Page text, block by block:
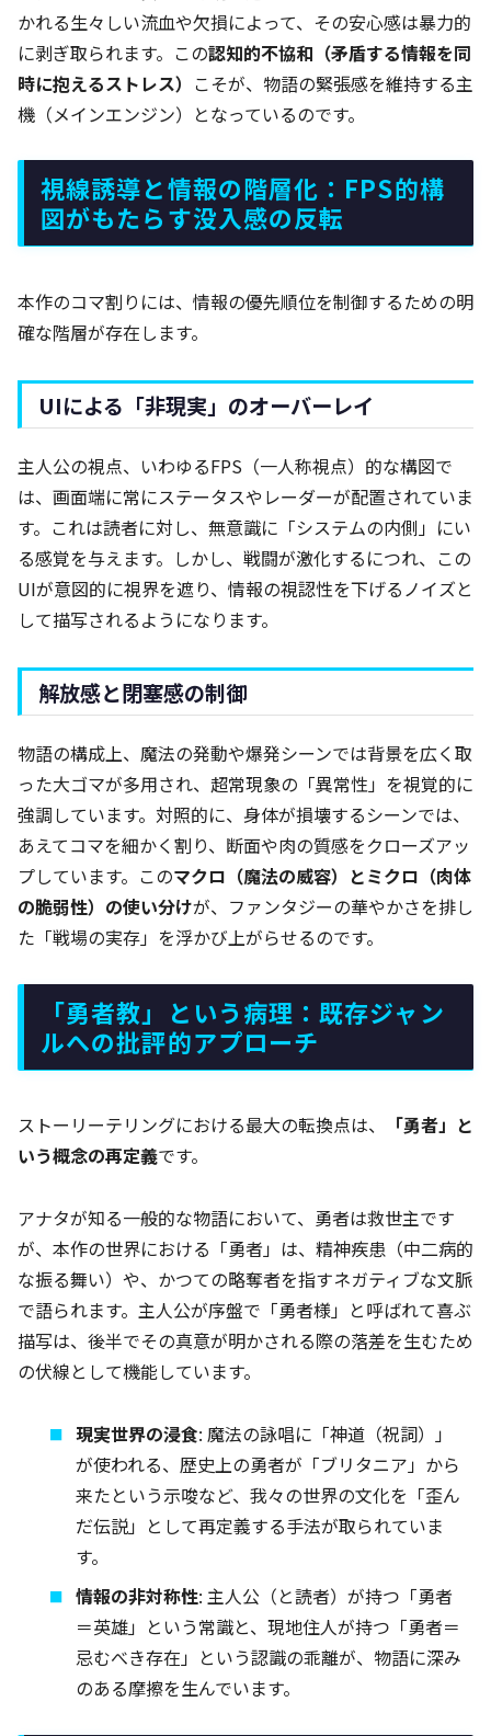
かれる生々しい流血や欠損によって、その安心感は暴力的
に剥ぎ取られます。この認知的不協和（矛盾する情報を同
時に抱えるストレス） こそが、物語の緊張感を維持する主
機（メインエンジン）となっているのです。
視線誘導と情報の階層化：FPS的構
図がもたらす没入感の反転
本作のコマ割りには、情報の優先順位を制御するための明
確な階層が存在します。
UIによる「非現実」のオーバーレイ
主人公の視点、いわゆるFPS（一人称視点）的な構図で
は、画面端に常にステータスやレーダーが配置されていま
す。これは読者に対し、無意識に「システムの内側」にい
る感覚を与えます。しかし、戦闘が激化するにつれ、この
UIが意図的に視界を遮り、情報の視認性を下げるノイズと
して描写されるようになります。
解放感と閉塞感の制御
物語の構成上、魔法の発動や爆発シーンでは背景を広く取
った大ゴマが多用され、超常現象の「異常性」を視覚的に
強調しています。対照的に、身体が損壊するシーンでは、
あえてコマを細かく割り、断面や肉の質感をクローズアッ
プしています。このマクロ（魔法の威容）とミクロ（肉体
の脆弱性）の使い分けが、ファンタジーの華やかさを排し
た「戦場の実存」を浮かび上がらせるのです。
「勇者教」という病理：既存ジャン
ルへの批評的アプローチ
ストーリーテリングにおける最大の転換点は、
「勇者」と
いう概念の再定義です。
アナタが知る一般的な物語において、勇者は救世主です
が、本作の世界における「勇者」は、精神疾患（中二病的
な振る舞い）や、かつての略奪者を指すネガティブな文脈
で語られます。主人公が序盤で「勇者様」と呼ばれて喜ぶ
描写は、後半でその真意が明かされる際の落差を生むため
の伏線として機能しています。
現実世界の浸食: 魔法の詠唱に「神道（祝詞）」
が使われる、歴史上の勇者が「ブリタニア」から
来たという示唆など、我々の世界の文化を「歪ん
だ伝説」として再定義する手法が取られていま
す。
情報の非対称性: 主人公（と読者）が持つ「勇者
＝英雄」という常識と、現地住人が持つ「勇者＝
忌むべき存在」という認識の乖離が、物語に深み
のある摩擦を生んでいます。